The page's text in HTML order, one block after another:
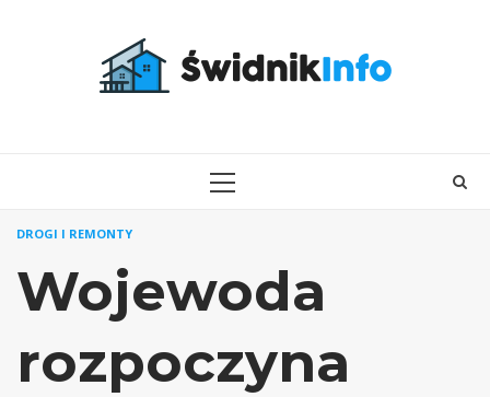
PRIMARY
DROGI I REMONTY
Wojewoda
rozpoczyna